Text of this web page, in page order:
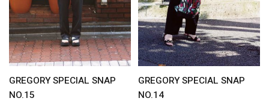
GREGORY SPECIAL SNAP
NO.15
GREGORY SPECIAL SNAP
NO.14